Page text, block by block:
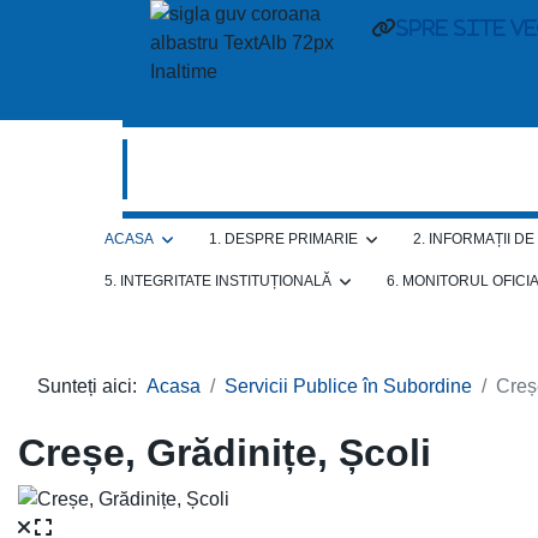
Spre site
ACASA 1. DESPRE PRIMARIE 2. INFORMAȚII
5. INTEGRITATE INSTITUȚIONALĂ 6. MONITORUL
Sunteți aici: Acasa Servicii Publice în Subordine
Creșe, Grădinițe, Școli